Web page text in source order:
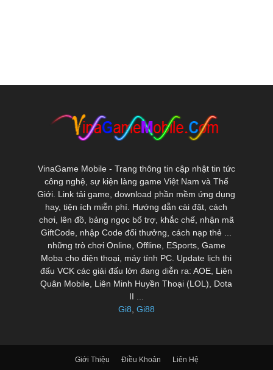
VinaGame Mobile - Trang thông tin cập nhật tin tức
công nghệ, sự kiện làng game Việt Nam và Thế
Giới. Link tải game, download phần mềm ứng dụng
hay, tiện ích miễn phí. Hướng dẫn cài đặt, cách
chơi, lên đồ, bảng ngọc bổ trợ, khắc chế, nhận mã
GiftCode, nhập Code đổi thưởng, cách nạp thẻ ...
những trò chơi Online, Offline, ESports, Game
Moba cho điện thoại, máy tính PC. Update lịch thi
đấu VCK các giải đấu lớn đang diễn ra: AOE, Liên
Quân Mobile, Liên Minh Huyền Thoại (LOL), Dota
II ...
Gi8 Gi88
Giới Thiệu Điều Khoản Liên Hệ